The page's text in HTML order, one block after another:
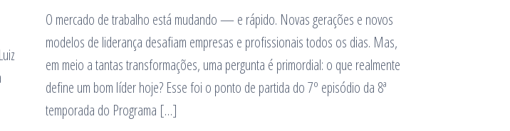
O mercado de trabalho está mudando — e rápido. Novas gerações e novos
modelos de liderança desafiam empresas e profissionais todos os dias. Mas,
em meio a tantas transformações, uma pergunta é primordial: o que realmente
define um bom líder hoje? Esse foi o ponto de partida do 7º episódio da 8ª
temporada do Programa […]